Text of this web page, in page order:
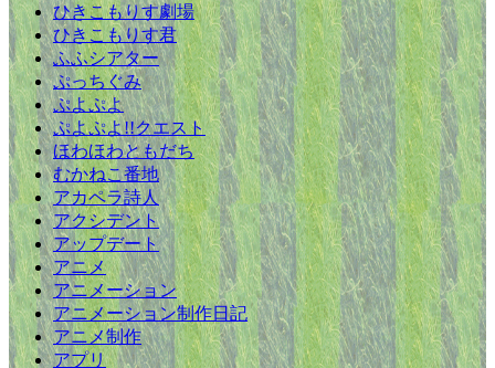
ひきこもりす劇場
ひきこもりす君
ふふシアター
ぷっちぐみ
ぷよぷよ
ぷよぷよ!!クエスト
ほわほわともだち
むかねこ番地
アカペラ詩人
アクシデント
アップデート
アニメ
アニメーション
アニメーション制作日記
アニメ制作
アプリ